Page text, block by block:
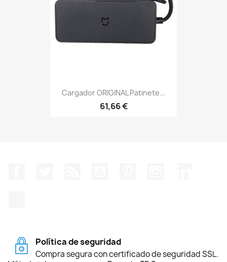
Cargador ORIGINAL Patinete...
61,66 €
Política de seguridad
Compra segura con certificado de seguridad SSL.